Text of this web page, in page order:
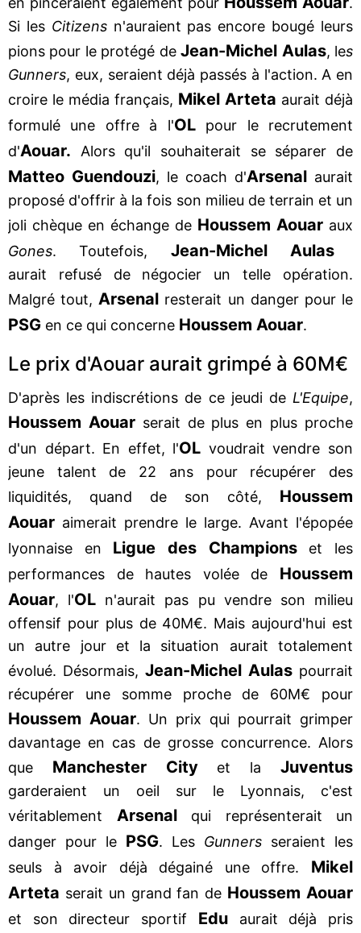
Si les Citizensn'auraient pas encore bougé leurs
pions pour le protégé deJean-Michel Aulas, les
Gunners, eux, seraient déjà passés à l'action. A en
croire le média français, Mikel Arteta aurait déjà
formulé une offre à l'OLpour le recrutement
d'Aouar. Alors qu'il souhaiterait se séparer de
Matteo Guendouzi, le coach d'Arsenal aurait
proposé d'offrir à la fois son milieu de terrain et un
joli chèque en échange de Houssem Aouar aux
Gones. Toutefois, Jean-Michel Aulas
aurait refusé de négocier un telle opération.
Malgré tout, Arsenal resterait un danger pour le
PSG en ce qui concerne Houssem Aouar.
Le prix d'Aouar aurait grimpé à 60M€
D'après les indiscrétions de ce jeudi de L'Equipe,
Houssem Aouarserait de plus en plus proche
d'un départ. En effet, l'OL voudrait vendre son
jeune talent de 22 ans pour récupérer des
liquidités, quand de son côté, Houssem
Aouar aimerait prendre le large. Avant l'épopée
lyonnaise en Ligue des Championset les
performances de hautes volée de Houssem
Aouar, l'OL n'aurait pas pu vendre son milieu
offensif pour plus de 40M€. Mais aujourd'hui est
un autre jour et la situation aurait totalement
évolué. Désormais, Jean-Michel Aulas pourrait
récupérer une somme proche de 60M€ pour
Houssem Aouar. Un prix qui pourrait grimper
davantage en cas de grosse concurrence. Alors
que Manchester Cityet la Juventus
garderaient un oeil sur le Lyonnais, c'est
véritablement Arsenalqui représenterait un
danger pour le PSG. Les Gunners seraient les
seuls à avoir déjà dégainé une offre. Mikel
Arteta serait un grand fan de Houssem Aouar
et son directeur sportif Eduaurait déjà pris